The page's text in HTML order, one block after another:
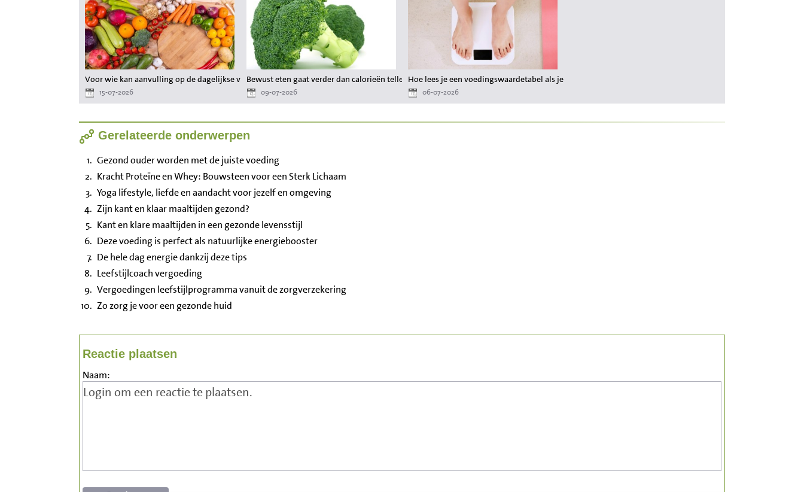
Voor wie kan aanvulling op de dagelijkse voeding waardevol zijn?
15-07-2026
Bewust eten gaat verder dan calorieën tellen
09-07-2026
Hoe lees je een voedingswaardetabel als je wilt afvallen?
06-07-2026
Gerelateerde onderwerpen
Gezond ouder worden met de juiste voeding
Kracht Proteïne en Whey: Bouwsteen voor een Sterk Lichaam
Yoga lifestyle, liefde en aandacht voor jezelf en omgeving
Zijn kant en klaar maaltijden gezond?
Kant en klare maaltijden in een gezonde levensstijl
Deze voeding is perfect als natuurlijke energiebooster
De hele dag energie dankzij deze tips
Leefstijlcoach vergoeding
Vergoedingen leefstijlprogramma vanuit de zorgverzekering
Zo zorg je voor een gezonde huid
Reactie plaatsen
Naam: